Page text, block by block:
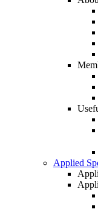
Applied